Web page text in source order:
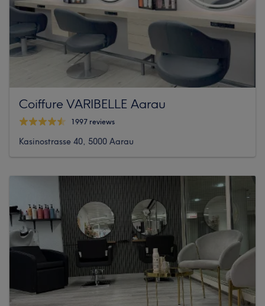
Coiffure VARIBELLE Aarau
1997 reviews
Kasinostrasse 40, 5000 Aarau